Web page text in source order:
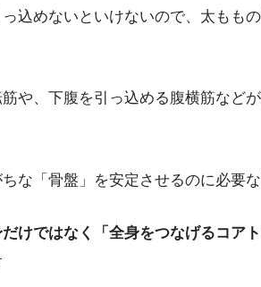
込めないといけないので、太もも
や、下腹を引っ込める腹横筋など
な「骨盤」を安定させるのに必要
けではなく「全身をつなげるコアト